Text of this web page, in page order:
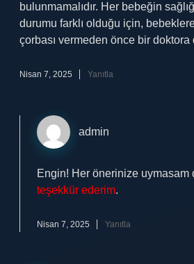
bulunmamalıdır. Her bebeğin
durumu farklı olduğu için, bebeklere
çorbası vermeden önce bir doktora
Nisan 7, 2025 Yanıtla
admin
Engin! Her önerinize uymasam
teşekkür ederim.
Nisan 7, 2025 Yanıtla